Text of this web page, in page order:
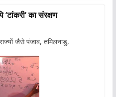
जैसे पंजाब, तमिलनाडु,